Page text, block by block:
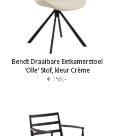
Bendt Draaibare Eetkamerstoel
'Olle' Stof, kleur Crème
€ 158,-